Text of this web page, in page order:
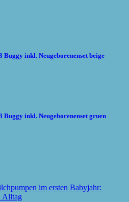
Buggy inkl. Neugeborenenset beige
Buggy inkl. Neugeborenenset gruen
im ersten Babyjahr:
Alltag